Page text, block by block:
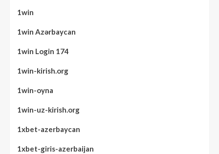
1win
1win Azərbaycan
1win Login 174
1win-kirish.org
1win-oyna
1win-uz-kirish.org
1xbet-azerbaycan
1xbet-giris-azerbaijan